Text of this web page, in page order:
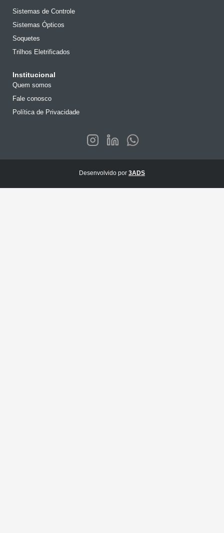
Sistemas de Controle
Sistemas Ópticos
Soquetes
Trilhos Eletrificados
Institucional
Quem somos
Fale conosco
Política de Privacidade
Desenvolvido por 3ADS